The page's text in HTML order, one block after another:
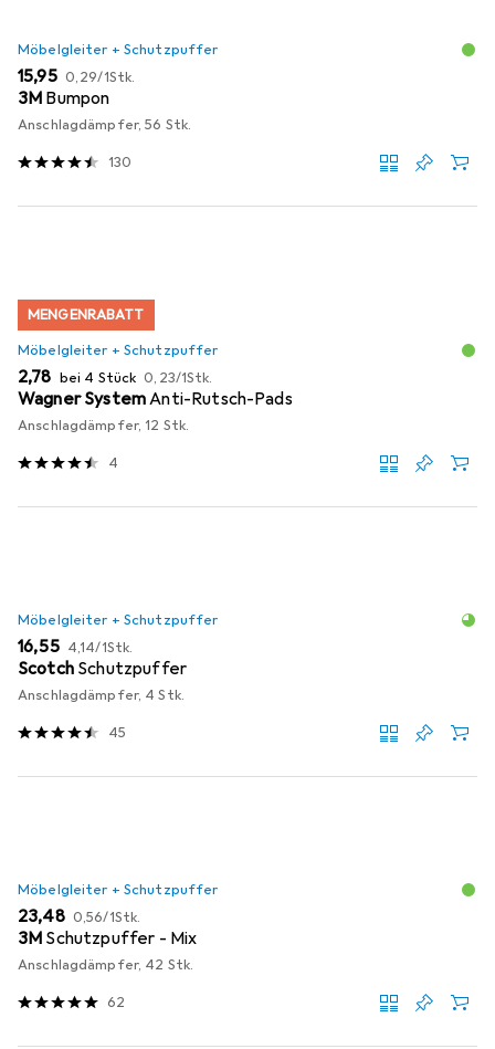
Möbelgleiter + Schutzpuffer
EUR
15,95 EUR
0,29/1Stk.
3M Bumpon
Anschlagdämpfer, 56 Stk.
130
MENGENRABATT
Möbelgleiter + Schutzpuffer
EUR
2,78 bei 4 Stück EUR
0,23/1Stk.
Wagner SystemAnti-Rutsch-Pads
Anschlagdämpfer, 12 Stk.
4
Möbelgleiter + Schutzpuffer
EUR
16,55 EUR
4,14/1Stk.
Scotch Schutzpuffer
Anschlagdämpfer, 4 Stk.
45
Möbelgleiter + Schutzpuffer
EUR
23,48 EUR
0,56/1Stk.
3M Schutzpuffer - Mix
Anschlagdämpfer, 42 Stk.
62